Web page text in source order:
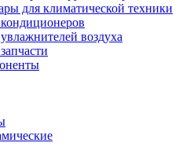
для климатической техники
воздуха